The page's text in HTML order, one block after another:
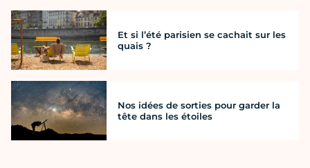
Et si l’été parisien se cachait sur les
quais ?
Nos idées de sorties pour garder la
tête dans les étoiles